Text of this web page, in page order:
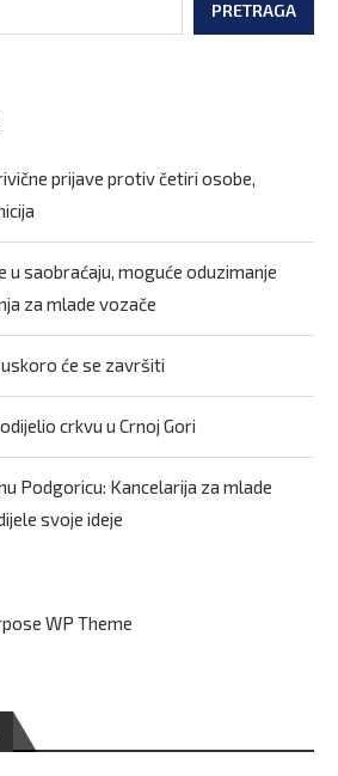
PRETRAGA
prijave protiv četiri osobe,
u saobraćaju, moguće oduzimanje
za mlade vozače
će se završiti
crkvu u Crnoj Gori
Podgoricu: Kancelarija za mlade
svoje ideje